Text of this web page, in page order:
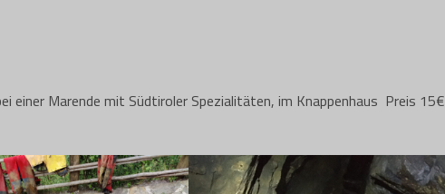
einer Marende mit Südtiroler Spezialitäten, im Knappenhaus Preis 15€